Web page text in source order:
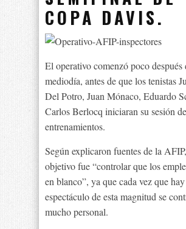
COPA DAVIS.
El operativo comenzó poco después
mediodía, antes de que los tenistas
Del Potro, Juan Mónaco, Eduardo
Carlos Berlocq iniciaran su sesión de
entrenamientos.
Según explicaron fuentes de la
objetivo fue “controlar que los
en blanco”, ya que cada vez que
espectáculo de esta magnitud se
mucho personal.